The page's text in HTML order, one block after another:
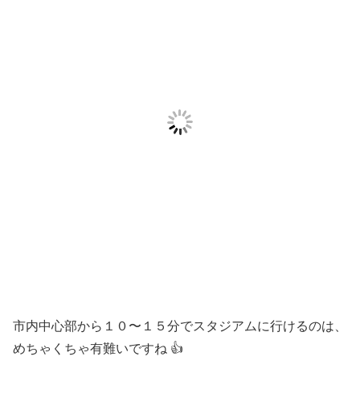
市内中心部から１０〜１５分でスタジアムに行けるのは、
めちゃくちゃ有難いですね 👍